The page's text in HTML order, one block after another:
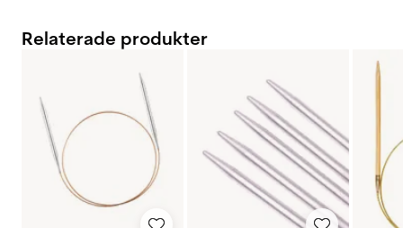
Relaterade produkter